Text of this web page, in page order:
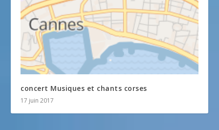
concert Musiques et chants corses
17 juin 2017